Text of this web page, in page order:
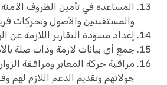
المساعدة في تأمين الظروف الآمنة
والمستفيدين والأصول وتحركات
إعداد مسودة التقارير اللازمة عن
جمع أي بيانات لازمة وذات صلة
مراقبة حركة المعابر ومرافقة
جولاتهم وتقديم الدعم اللازم لهم